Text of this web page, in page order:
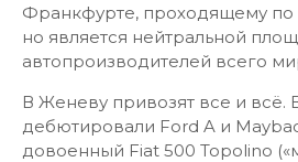
Франкфурте, проходящему по
но является нейтральной
автопроизводителей всего
В Женеву привозят все и всё.
дебютировали Ford A и
довоенный Fiat 500 Topolino